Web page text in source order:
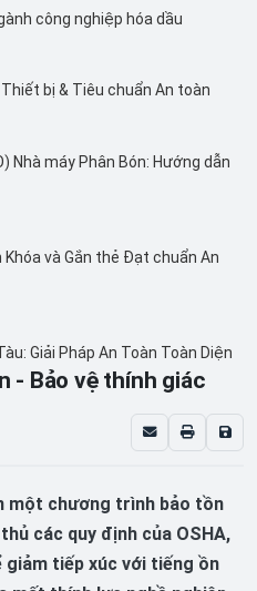
công nghiệp hóa dầu
bị & Tiêu chuẩn An toàn
Nhà máy Phân Bón: Hướng dẫn
Khóa và Gắn thẻ Đạt chuẩn An
Giải Pháp An Toàn Toàn Diện
- Bảo vệ thính giác
một chương trình bảo tồn
các quy định của OSHA,
giảm tiếp xúc với tiếng ồn